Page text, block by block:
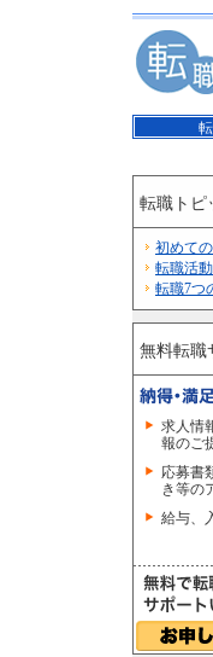
転職トピ
初めて
転職活
転職7つ
無料転職
求人情
報のご
応募書
き等の
給与、